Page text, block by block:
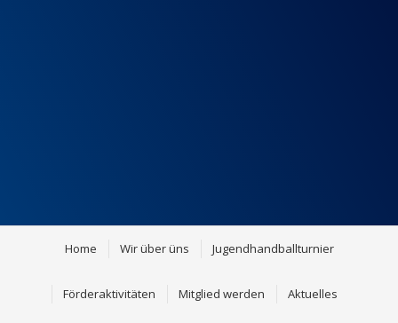
Home Wir über üns Jugendhandballturnier
Förderaktivitäten Mitglied werden Aktuelles